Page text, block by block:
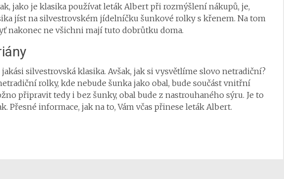
jako je klasika používat leták Albert při rozmýšlení nákupů, je,
jíst na silvestrovském jídelníčku šunkové rolky s křenem. Na tom
nakonec ne všichni mají tuto dobrůtku doma.
silvestrovská klasika. Avšak, jak si vysvětlíme slovo netradiční?
rolky, kde nebude šunka jako obal, bude součást vnitřní
připravit tedy i bez šunky, obal bude z nastrouhaného sýru. Je to
Přesné informace, jak na to, Vám včas přinese leták Albert.